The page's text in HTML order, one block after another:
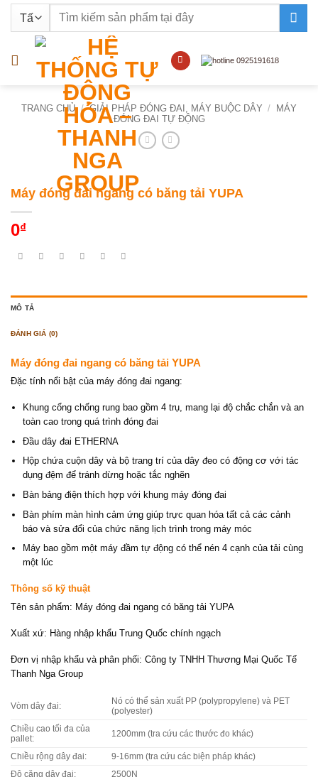
nội
Tìm
TRANG CHỦ / GIẢI PHÁP ĐÓNG ĐAI, MÁY BUỘC DÂY /
MÁY
ĐÓNG ĐAI TỰ ĐỘNG
Máy đóng đai ngang có băng tải YUPA
0₫
MÔ TẢ
ĐÁNH GIÁ (0)
Máy đóng đai ngang có băng tải YUPA
Đặc tính nổi bật của máy đóng đai ngang:
Khung cổng chống rung bao gồm 4 trụ, mang lại độ chắc chắn và an
toàn cao trong quá trình đóng đai
Đầu dây đai ETHERNA
Hộp chứa cuộn dây và bộ trang trí của dây đeo có động cơ với tác
dụng đệm để tránh dừng hoặc tắc nghẽn
Bàn bảng điện thích hợp với khung máy đóng đai
Bàn phím màn hình cảm ứng giúp trực quan hóa tất cả các cảnh
báo và sửa đổi của chức năng lịch trình trong máy móc
Máy bao gồm một máy đầm tự động có thể nén 4 cạnh của tải cùng
một lúc
Thông số kỹ thuật
Tên sản phẩm: Máy đóng đai ngang có băng tải YUPA
Xuất xứ: Hàng nhập khẩu Trung Quốc chính ngạch
Đơn vị nhập khẩu và phân phối: Công ty TNHH Thương Mại Quốc Tế
Thanh Nga Group
Vòm dây đai:
Nó có thể sản xuất PP (polypropylene) và PET
(polyester)
Chiều cao tối đa của
pallet:
1200mm (tra cứu các thước đo khác)
Chiều rộng dây đai: 9-16mm (tra cứu các biện pháp khác)
Độ căng dây đai: 2500N